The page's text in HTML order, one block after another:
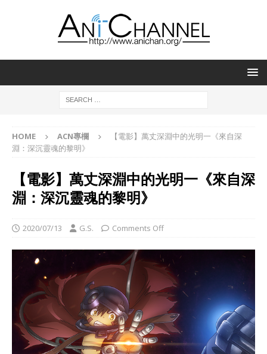
HOME ACN專欄
【電影】萬丈深淵中的光明一《來自深
淵：深沉靈魂的黎明》
【電影】萬丈深淵中的光明一《來自深
淵：深沉靈魂的黎明》
2020/07/13 G.S. Comments Off